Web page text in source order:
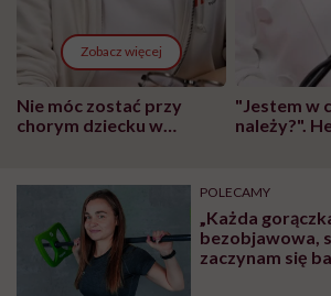
Zobacz więcej
Nie móc zostać przy
chorym dziecku w
może chyba tylko
głupota i brak
wyobraźni"
"Jestem w
należy?".
pracy
POLECAMY
„Każda
bezobjawowa,
zaczynam się